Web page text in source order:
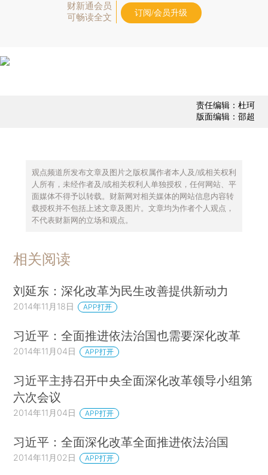
财新通会员
可畅读全文
订阅/会员升级
责任编辑：杜珂
版面编辑：邵超
观点频道所发布文章及图片之版权属作者本人及/或相关权利
人所有，未经作者及/或相关权利人单独授权，任何网站、平
面媒体不得予以转载。财新网对相关媒体的网站信息内容转
载授权并不包括上述文章及图片。文章均为作者个人观点，
不代表财新网的立场和观点。
相关阅读
刘延东：深化改革为民生改善提供新动力
2014年11月18日 APP打开
习近平：全面推进依法治国也需要深化改革
2014年11月04日 APP打开
习近平主持召开中央全面深化改革领导小组第
六次会议
2014年11月04日 APP打开
习近平：全面深化改革全面推进依法治国
2014年11月02日 APP打开